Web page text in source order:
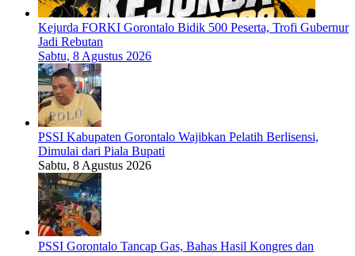
Kejurda FORKI Gorontalo Bidik 500 Peserta, Trofi Gubernur
Jadi Rebutan
Sabtu, 8 Agustus 2026
PSSI Kabupaten Gorontalo Wajibkan Pelatih Berlisensi,
Dimulai dari Piala Bupati
Sabtu, 8 Agustus 2026
PSSI Gorontalo Tancap Gas, Bahas Hasil Kongres dan